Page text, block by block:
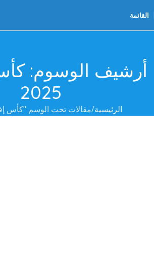
القائمة
أرشيف الوسوم:
2025
الرئيسية مقالات تحت الوسم "كأس